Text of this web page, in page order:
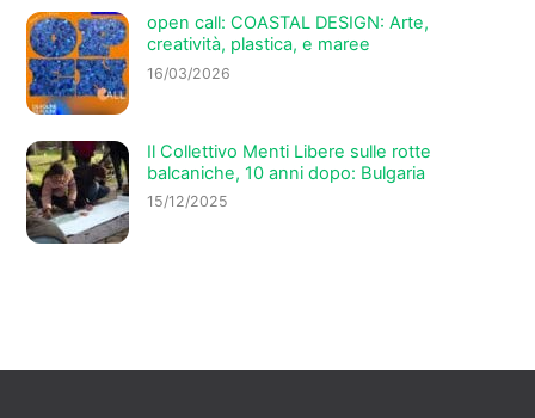
open call: COASTAL DESIGN: Arte,
creatività, plastica, e maree
16/03/2026
Il Collettivo Menti Libere sulle rotte
balcaniche, 10 anni dopo: Bulgaria
15/12/2025